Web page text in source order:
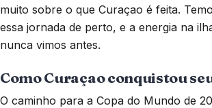
muito sobre o que Curaçao é feita.
essa jornada de perto, e a energia na
nunca vimos antes.
Como Curaçao conquistou
O caminho para a Copa do Mundo de